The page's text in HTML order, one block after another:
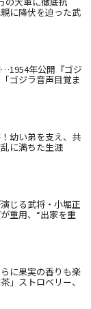
に降伏を迫った武
年公開『ゴジ
ゴジラ音声目覚ま
幼い弟を支え、共
に満ちた生涯
じる武将・小堀正
重用、“出家を重
に果実の香りも楽
」ストロベリー、